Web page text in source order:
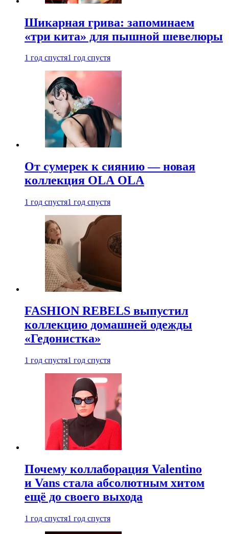
Шикарная грива: запоминаем
«три кита» для пышной шевелюры
1 год спустя1 год спустя
От сумерек к сиянию — новая
коллекция OLA OLA
1 год спустя1 год спустя
FASHION REBELS выпустил
коллекцию домашней одежды
«Гедонистка»
1 год спустя1 год спустя
Почему коллаборация Valentino
и Vans стала абсолютным хитом
ещё до своего выхода
1 год спустя1 год спустя